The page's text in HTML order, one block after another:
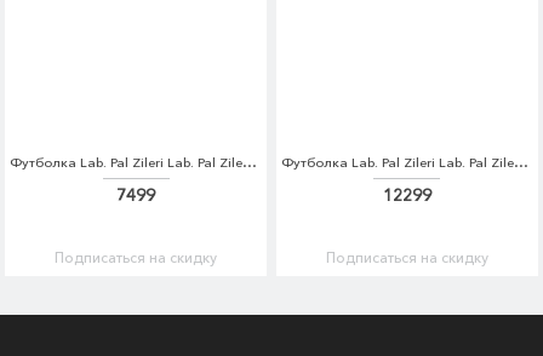
Футболка Lab. Pal Zileri Lab. Pal Zileri LA059EMDQJY3
7499
Подписаться на скидку
Футболка Lab. Pal Zileri Lab. Pal Zileri LA059EMDQJY5
12299
Подписаться на скидку